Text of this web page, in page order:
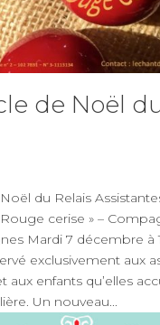
de Noël
du Relais
cerise » –
Mardi 7 décembre à
exclusivement aux
aux enfants qu’elles
Un nouveau...